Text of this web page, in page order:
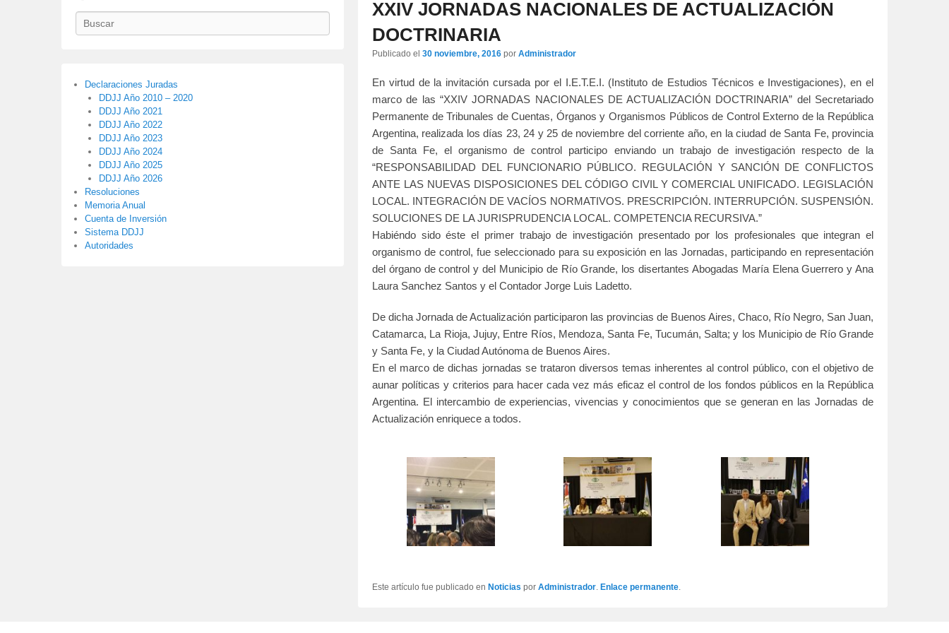
por
XXIV JORNADAS NACIONALES DE ACTUALIZACIÓN
DOCTRINARIA
Publicado el 30 noviembre, 2016 por Administrador
En virtud de la invitación cursada por el I.E.T.E.I. (Instituto de Estudios Técnicos e Investigaciones), en el
marco de las “XXIV JORNADAS NACIONALES DE ACTUALIZACIÓN DOCTRINARIA” del Secretariado
Permanente de Tribunales de Cuentas, Órganos y Organismos Públicos de Control Externo de la República
Argentina, realizada los días 23, 24 y 25 de noviembre del corriente año, en la ciudad de Santa Fe, provincia
de Santa Fe, el organismo de control participo enviando un trabajo de investigación respecto de la
“RESPONSABILIDAD DEL FUNCIONARIO PÚBLICO. REGULACIÓN Y SANCIÓN DE CONFLICTOS
ANTE LAS NUEVAS DISPOSICIONES DEL CÓDIGO CIVIL Y COMERCIAL UNIFICADO. LEGISLACIÓN
LOCAL. INTEGRACIÓN DE VACÍOS NORMATIVOS. PRESCRIPCIÓN. INTERRUPCIÓN. SUSPENSIÓN.
SOLUCIONES DE LA JURISPRUDENCIA LOCAL. COMPETENCIA RECURSIVA.”
Habiéndo sido éste el primer trabajo de investigación presentado por los profesionales que integran el
organismo de control, fue seleccionado para su exposición en las Jornadas, participando en representación
del órgano de control y del Municipio de Río Grande, los disertantes Abogadas María Elena Guerrero y Ana
Laura Sanchez Santos y el Contador Jorge Luis Ladetto.
De dicha Jornada de Actualización participaron las provincias de Buenos Aires, Chaco, Río Negro, San Juan,
Catamarca, La Rioja, Jujuy, Entre Ríos, Mendoza, Santa Fe, Tucumán, Salta; y los Municipio de Río Grande
y Santa Fe, y la Ciudad Autónoma de Buenos Aires.
En el marco de dichas jornadas se trataron diversos temas inherentes al control público, con el objetivo de
aunar políticas y criterios para hacer cada vez más eficaz el control de los fondos públicos en la República
Argentina. El intercambio de experiencias, vivencias y conocimientos que se generan en las Jornadas de
Actualización enriquece a todos.
Este artículo fue publicado en Noticias por Administrador. Enlace permanente.
Buscar
Declaraciones Juradas
DDJJ Año 2010 – 2020
DDJJ Año 2021
DDJJ Año 2022
DDJJ Año 2023
DDJJ Año 2024
DDJJ Año 2025
DDJJ Año 2026
Resoluciones
Memoria Anual
Cuenta de Inversión
Sistema DDJJ
Autoridades